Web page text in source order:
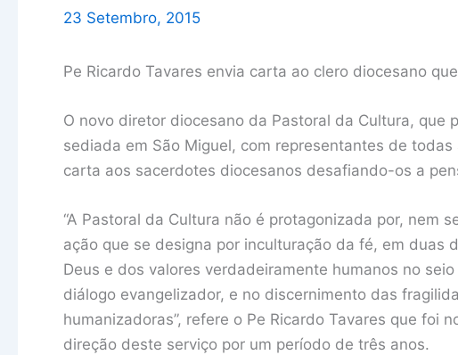
23 Setembro, 2015
Pe Ricardo Tavares envia carta ao clero diocesano
O novo diretor diocesano da Pastoral da Cultura, que
sediada em São Miguel, com representantes de
carta aos sacerdotes diocesanos desafiando-os a
“A Pastoral da Cultura não é protagonizada por, nem
ação que se designa por inculturação da fé, em duas
Deus e dos valores verdadeiramente humanos no
diálogo evangelizador, e no discernimento das
humanizadoras”, refere o Pe Ricardo Tavares que foi
direção deste serviço por um período de três anos.